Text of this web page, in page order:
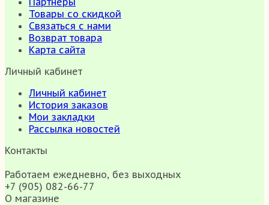
Товары со скидкой
Связаться с нами
Возврат товара
Карта сайта
Личный кабинет
Личный кабинет
История заказов
Мои закладки
Рассылка новостей
Контакты
Работаем ежедневно, без выходных
+7 (905) 082-66-77
О магазине